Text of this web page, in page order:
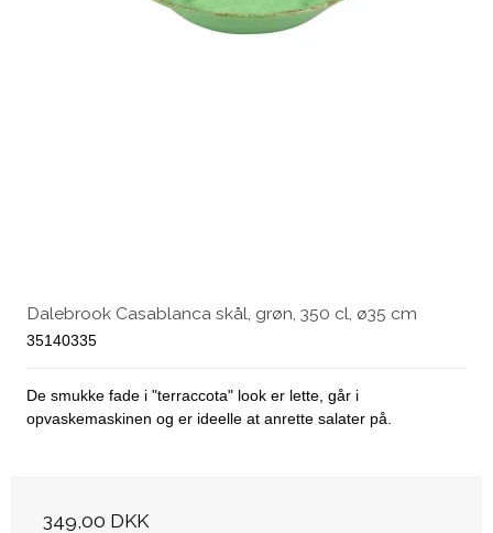
Dalebrook Casablanca skål, grøn, 350 cl, ø35 cm
35140335
De smukke fade i "terraccota" look er lette, går i
opvaskemaskinen og er ideelle at anrette salater på.
349,00 DKK